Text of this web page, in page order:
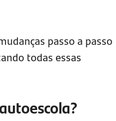
passo a passo
todas essas